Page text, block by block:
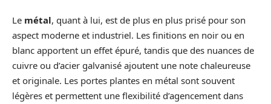
Le métal, quant à lui, est de plus en plus prisé pour son
aspect moderne et industriel. Les finitions en noir ou en
blanc apportent un effet épuré, tandis que des nuances de
cuivre ou d’acier galvanisé ajoutent une note chaleureuse
et originale. Les portes plantes en métal sont souvent
légères et permettent une flexibilité d’agencement dans